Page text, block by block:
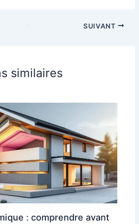
SUIVANT
similaires
: comprendre avant